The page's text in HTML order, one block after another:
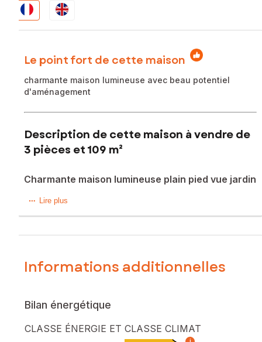
Le point fort de cette maison
charmante maison lumineuse avec beau potentiel
d'aménagement
Description de cette maison à vendre de
3 pièces et 109 m²
Charmante maison lumineuse plain pied vue jardin
Maison lumineuse et de plain pied avec vue sur le jardin!
parquets massifs, ancien carrelage, cheminée à bois, petite
maisonnette en pierre, cave voutée ,ancien puit,....
- grenier sur 108 m2 offrant une belle opportunité
Lire plus
Informations additionnelles
Bilan énergétique
CLASSE ÉNERGIE ET CLASSE CLIMAT